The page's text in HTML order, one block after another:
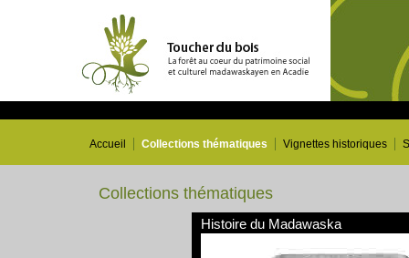
Accueil Collections thématiques Vignettes historiques
Collections thématiques
Histoire du Madawaska